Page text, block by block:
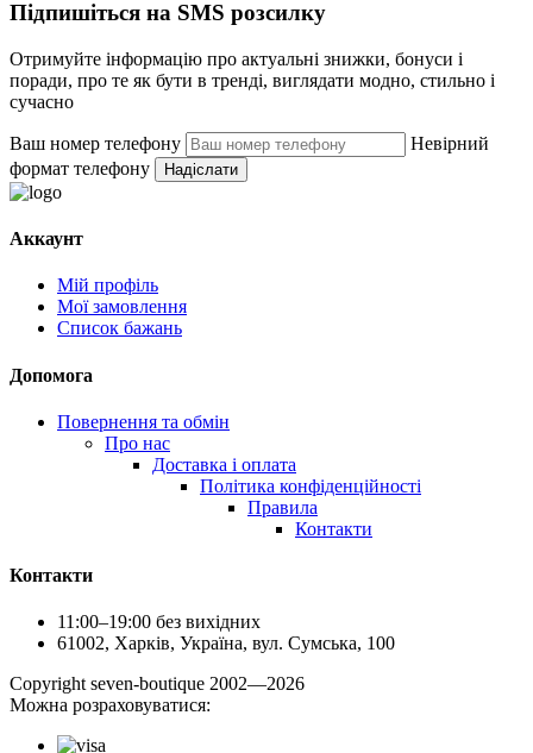
Підпишіться на SMS розсилку
Отримуйте інформацію про актуальні знижки, бонуси і
поради, про те як бути в тренді, виглядати модно, стильно і
сучасно
Ваш номер телефону
Невірний
формат телефону
Надіслати
Аккаунт
Мій профіль
Мої замовлення
Список бажань
Допомога
Повернення та обмін
Про нас
Доставка і оплата
Політика конфіденційності
Правила
Контакти
Контакти
11:00–19:00 без вихідних
61002, Харків, Україна, вул. Сумська, 100
Сopyright seven-boutique 2002—2026
Можна розраховуватися: